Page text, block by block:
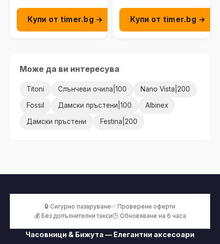
010-03920-13
Купи от timer.bg →
01
Купи от timer.bg →
Може да ви интересува
Titoni Слънчеви очила|100 Nano Vista|200
Fossil Дамски пръстени|100 Albinex
Дамски пръстени Festina|200
🔒 Сигурно пазаруване✅ Проверени оферти
💰 Без допълнителни такси🕒 Обновяване на 6 часа
Часовници & Бижута — Елегантни аксесоари